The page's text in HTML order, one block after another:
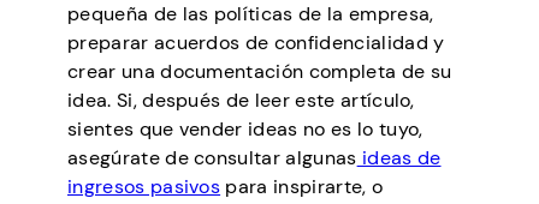
pequeña de las políticas de la empresa,
preparar acuerdos de confidencialidad y
crear una documentación completa de su
idea. Si, después de leer este artículo,
sientes que vender ideas no es lo tuyo,
asegúrate de consultar algunas ideas de
ingresos pasivos para inspirarte, o